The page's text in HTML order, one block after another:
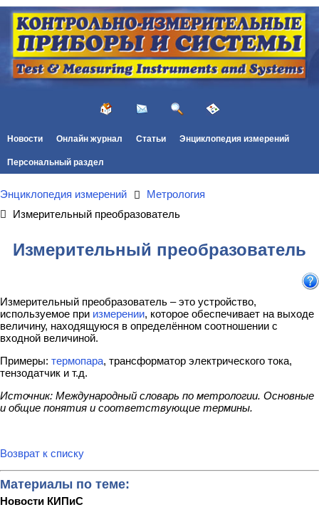
Новости Онлайн журнал Статьи Энциклопедия измерений
Персональный раздел
Энциклопедия измерений
Метрология
Измерительный преобразователь
Измерительный преобразователь
Измерительный преобразователь – это устройство,
используемое при измерении, которое обеспечивает на выходе
величину, находящуюся в определённом соотношении с
входной величиной.
Примеры: термопара, трансформатор электрического тока,
тензодатчик и т.д.
Источник: Международный словарь по метрологии. Основные
и общие понятия и соответствующие термины.
Возврат к списку
Материалы по теме:
Новости КИПиС